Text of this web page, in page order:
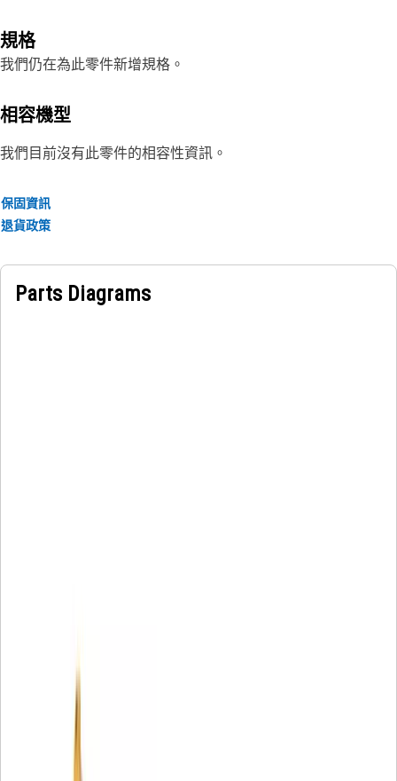
規格
我們仍在為此零件新增規格。
相容機型
我們目前沒有此零件的相容性資訊。
保固資訊
退貨政策
Parts Diagrams